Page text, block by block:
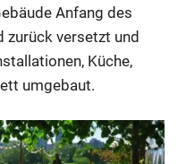
Anfang des
zurück versetzt und
Küche,
umgebaut.